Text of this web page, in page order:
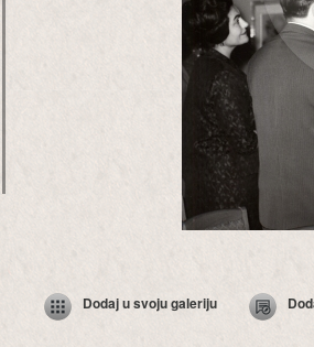
Dodaj u svoju galeriju